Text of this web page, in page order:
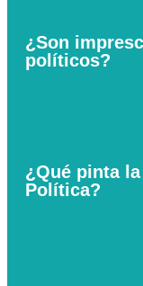
¿Son
políticos?
¿Qué pinta
Política?